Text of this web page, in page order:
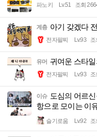
파노키 Lv.51 조회
계층 아기 갖겠다
전자팔찌 Lv.93 조
유머 귀여운 스타
전자팔찌 Lv.93 조
이슈 도심의 어르
항으로 모이는 이
슬기로움 Lv.92 조